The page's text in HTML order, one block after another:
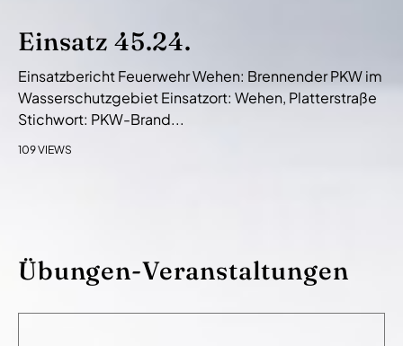
Einsatz 45.24.
Einsatzbericht Feuerwehr Wehen: Brennender PKW im
Wasserschutzgebiet Einsatzort: Wehen, Platterstraße
Stichwort: PKW-Brand...
109 VIEWS
Übungen-Veranstaltungen